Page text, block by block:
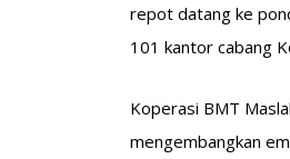
repot datang ke
101 kantor cabang
Koperasi BMT
mengembangkan